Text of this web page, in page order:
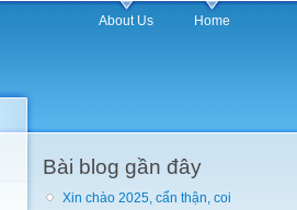
About Us Home
Bài blog gần đây
Xin chào 2025, cẩn thận, coi